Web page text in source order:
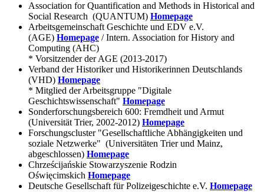
Association for Quantification and Methods in Historical and
Social Research (QUANTUM) Homepage
Arbeitsgemeinschaft Geschichte und EDV e.V.
(AGE) Homepage / Intern. Association for History and
Computing (AHC)
* Vorsitzender der AGE (2013-2017)
Verband der Historiker und Historikerinnen Deutschlands
(VHD) Homepage
* Mitglied der Arbeitsgruppe "Digitale
Geschichtswissenschaft" Homepage
Sonderforschungsbereich 600: Fremdheit und Armut
(Universität Trier, 2002-2012) Homepage
Forschungscluster "Gesellschaftliche Abhängigkeiten und
soziale Netzwerke" (Universitäten Trier und Mainz,
abgeschlossen) Homepage
Chrześcijańskie Stowarzyszenie Rodzin
Oświęcimskich Homepage
Deutsche Gesellschaft für Polizeigeschichte e.V. Homepage